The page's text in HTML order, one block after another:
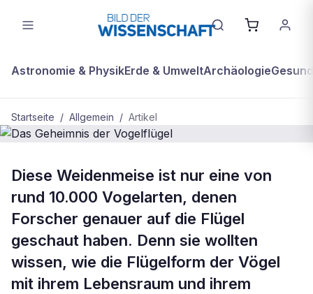
Astronomie & PhysikErde & UmweltArchäologie
Startseite / Allgemein / Artikel
Das Geheimnis der Vogelflügel
Diese Weidenmeise ist nur eine von
rund 10.000 Vogelarten, denen
Forscher genauer auf die Flügel
geschaut haben. Denn sie wollten
wissen, wie die Flügelform der Vögel
mit ihrem Lebensraum und ihrem